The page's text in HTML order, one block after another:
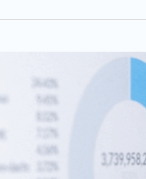
INTELLIGENCE